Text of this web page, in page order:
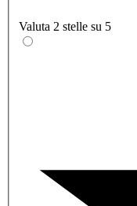
Valuta 2 stelle su 5